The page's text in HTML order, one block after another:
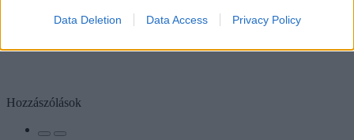
Data Deletion Data Access Privacy Policy
Hozzászólások